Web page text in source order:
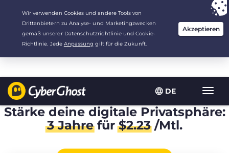
DE
Deine Wahl:Der beste Dealfür 3.3333333333333 Jahre zu $
/Monat
Stärke deine digitale Privatsphäre:
3 Jahrefür$2.23/Mtl.